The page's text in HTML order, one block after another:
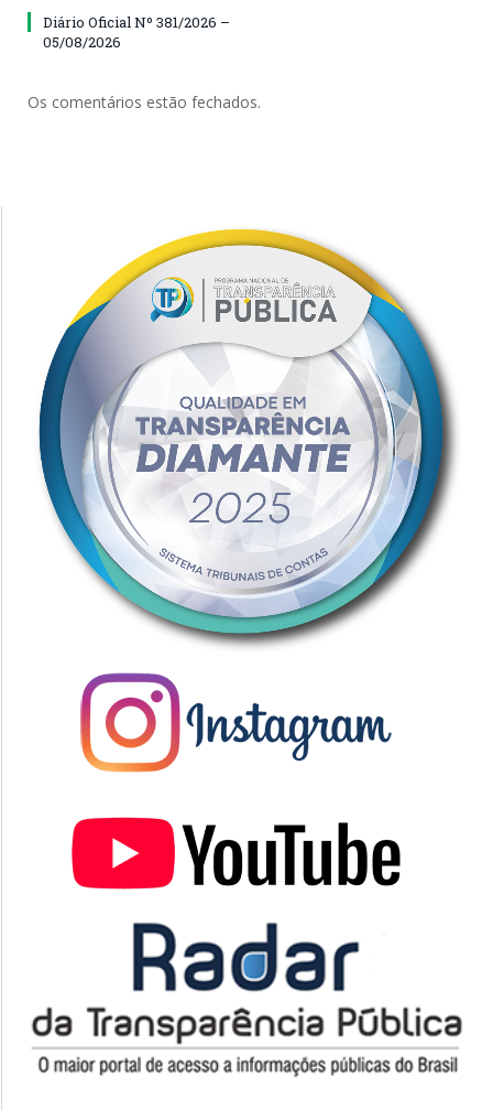
Diário Oficial Nº 381/2026 –
05/08/2026
Os comentários estão fechados.